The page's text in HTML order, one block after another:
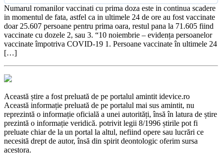
Numarul romanilor vaccinati cu prima doza este in continua scadere
in momentul de fata, astfel ca in ultimele 24 de ore au fost vaccinate
doar 25.607 persoane pentru prima oara, restul pana la 71.605 fiind
vaccinate cu dozele 2, sau 3. “10 noiembrie – evidența persoanelor
vaccinate împotriva COVID-19 1. Persoane vaccinate în ultimele 24
[…]
Această știre a fost preluată de pe portalul amintit idevice.ro
Această informație preluată de pe portalul mai sus amintit, nu
reprezintă o informație oficială a unei autorități, însă în latura de știre
prezintă o informație veridică. potrivit legii 8/1996 știrile pot fi
preluate chiar de la un portal la altul, nefiind opere sau lucrări ce
necesită drept de autor, însă din spirit deontologic oferim sursa
acestora.